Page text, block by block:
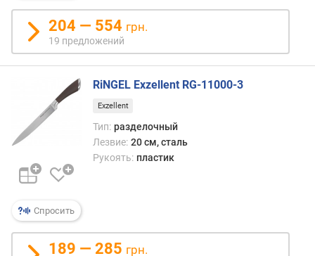
204 — 554 грн.
19 предложений
Спросить
RiNGEL Exzellent RG-11000-3
Exzellent
Тип: разделочный
Лезвие: 20 см, сталь
Рукоять: пластик
189 — 285 грн.